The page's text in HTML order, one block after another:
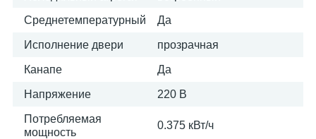
Среднетемпературный Да
Исполнение двери прозрачная
Канапе Да
Напряжение 220 В
Потребляемая
мощность
0.375 кВт/ч